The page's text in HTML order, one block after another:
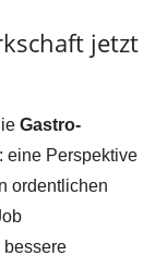
jetzt
Gastro-
eine Perspektive
ordentlichen
bessere